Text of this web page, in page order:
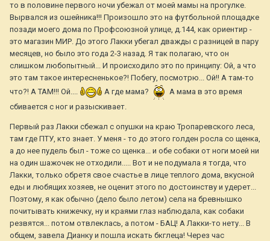
то в половине первого ночи убежал от моей мамы на прогулке.
Вырвался из ошейника!!! Произошло это на футбольной площадке
позади моего дома по Профсоюзной улице, д.144, как ориентир -
это магазин МИР. До этого Лакки убегал дважды с разницей в пару
месяцев, но было это года 2-3 назад. Я так полагаю, что он
слишком любопытный... И происходило это по принципу: Ой, а что
это там такое интересненькое?! Побегу, посмотрю... Ой!! А там-то
что?! А ТАМ!!! Ой....
А где мама?
А мама в это время
сбивается с ног и разыскивает.
Первый раз Лакки сбежал с опушки на краю Тропаревского леса,
там где ПТУ, кто знает. У меня - то до этого голден росла со щенка,
а до нее пудель был - тоже со щенка... и обе собаки от ноги моей ни
на один шажочек не отходили..... Вот и не подумала я тогда, что
Лакки, только обретя свое счастье в лице теплого дома, вкусной
еды и любящих хозяев, не оценит этого по достоинству и удерет...
Поэтому, я как обычно (дело было летом) села на бревнышко
почитывать книжечку, ну и краями глаз наблюдала, как собаки
резвятся... потом отвлеклась, а потом - БАЦ! А Лакки-то нету... В
общем, завела Дианку и пошла искать бкглеца! Через час